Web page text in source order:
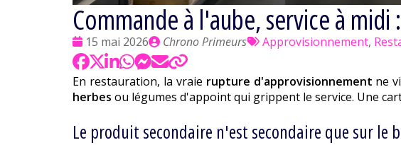
Commande à l'aube, service à
Date
:
15 mai 2026
Publié
par
Chrono Primeurs
Tags
Approvisionnement,
En restauration, la vraie rupture d'approvisionnement ne
herbes ou légumes d'appoint qui grippent le service. Une
Le produit secondaire n'est secondaire que sur le